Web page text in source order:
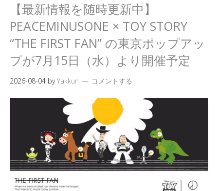
【最新情報を随時更新中】
PEACEMINUSONE × TOY STORY
“THE FIRST FAN” の東京ポップアッ
プが7月15日（水）より開催予定
2026-08-04 byYakkun コメントする